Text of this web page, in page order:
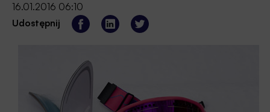
16.01.2016 06:10
Udostępnij